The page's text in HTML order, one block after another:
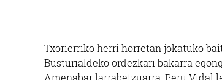
Txorierriko herri horretan jokatuko
Busturialdeko ordezkari bakarra
Amenabar larrabetzuarra, Peru Vidal